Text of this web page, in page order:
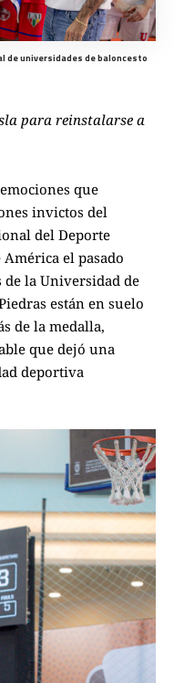
de universidades de baloncesto
para reinstalarse a
que
invictos del
del Deporte
el pasado
de la Universidad de
están en suelo
de la medalla,
que dejó una
deportiva